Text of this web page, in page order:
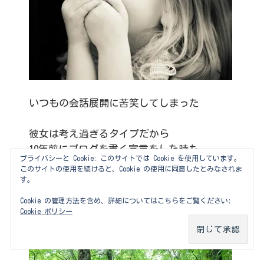
いつもの会話展開に苦笑してしまった
彼女は考え過ぎるタイプだから
10年前にブログを書く宣言をした時も
一年半前にジョギング宣言した時も
「宣言して出来なかったらどうするの？」と
はじめる前から心配な事を言う
プライバシーと Cookie: このサイトでは Cookie を使用しています。
このサイトの使用を続けると、Cookie の使用に同意したとみなされま
す。
Cookie の管理方法を含め、詳細についてはこちらをご覧ください:
Cookie ポリシー